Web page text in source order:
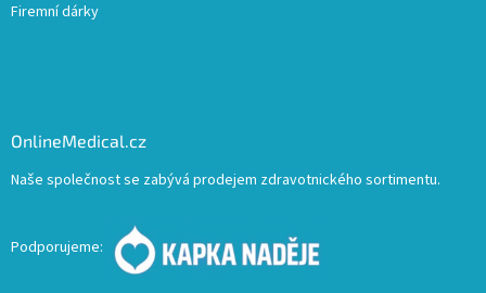
Firemní dárky
OnlineMedical.cz
Naše společnost se zabývá prodejem zdravotnického sortimentu.
Podporujeme: